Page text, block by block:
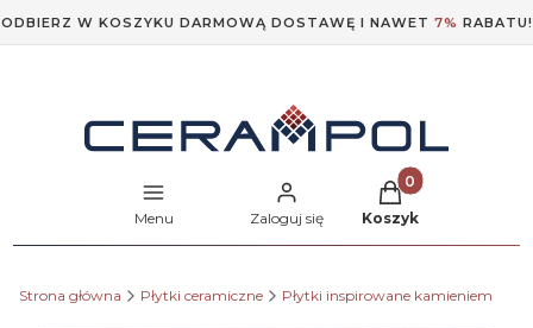
ODBIERZ W KOSZYKU DARMOWĄ DOSTAWĘ I NAWET 7% RABATU!
Menu Zaloguj się
Produkty w
Koszyk
Strona główna Płytki ceramiczne Płytki inspirowane kamieniem